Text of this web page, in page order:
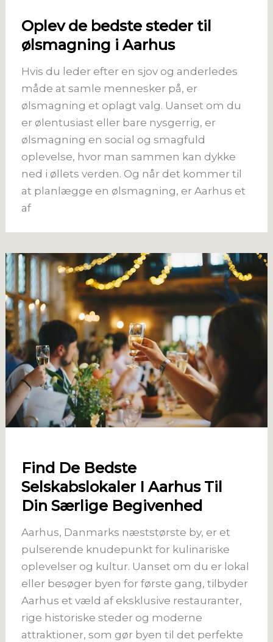
Oplev de bedste steder til
ølsmagning i Aarhus
Hvis du leder efter en sjov og anderledes
måde at samle mennesker på, er
ølsmagning et oplagt valg. Uanset om du
er ølentusiast eller bare nysgerrig, er
ølsmagning en social og smagfuld
oplevelse, hvor man sammen kan dykke
ned i øllets verden. Og når det kommer til
at planlægge en ølsmagning, er Aarhus et
af
Find De Bedste
Selskabslokaler I Aarhus Til
Din Særlige Begivenhed
Aarhus, Danmarks næststørste by, er et
pulserende knudepunkt for kulinariske
oplevelser og kultur. Uanset om du er lokal
eller besøger byen for første gang, tilbyder
Aarhus et væld af eksklusive restauranter,
rige historiske steder og moderne
attraktioner, som gør byen til det perfekte